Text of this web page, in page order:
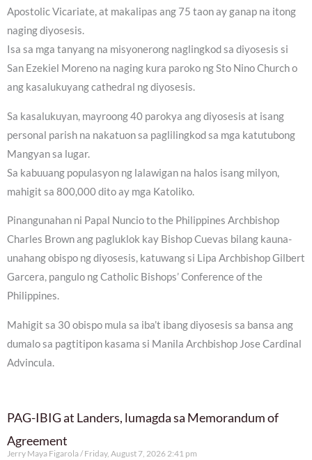
Apostolic Vicariate, at makalipas ang 75 taon ay ganap na itong
naging diyosesis.
Isa sa mga tanyang na misyonerong naglingkod sa diyosesis si
San Ezekiel Moreno na naging kura paroko ng Sto Nino Church o
ang kasalukuyang cathedral ng diyosesis.
Sa kasalukuyan, mayroong 40 parokya ang diyosesis at isang
personal parish na nakatuon sa paglilingkod sa mga katutubong
Mangyan sa lugar.
Sa kabuuang populasyon ng lalawigan na halos isang milyon,
mahigit sa 800,000 dito ay mga Katoliko.
Pinangunahan ni Papal Nuncio to the Philippines Archbishop
Charles Brown ang pagluklok kay Bishop Cuevas bilang kauna-
unahang obispo ng diyosesis, katuwang si Lipa Archbishop Gilbert
Garcera, pangulo ng Catholic Bishops’ Conference of the
Philippines.
Mahigit sa 30 obispo mula sa iba’t ibang diyosesis sa bansa ang
dumalo sa pagtitipon kasama si Manila Archbishop Jose Cardinal
Advincula.
PAG-IBIG at Landers, lumagda sa Memorandum of
Agreement
Jerry Maya Figarola Friday, August 7, 2026 2:41 pm